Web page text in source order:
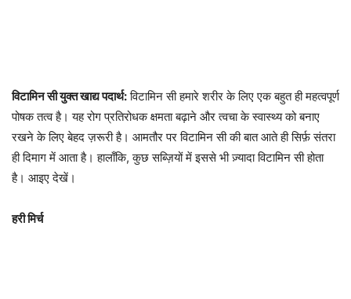
विटामिन सी युक्त खाद्य पदार्थ:विटामिन सी हमारे शरीर के लिए एक बहुत ही महत्वपूर्ण
पोषक तत्व है। यह रोग प्रतिरोधक क्षमता बढ़ाने और त्वचा के स्वास्थ्य को बनाए
रखने के लिए बेहद ज़रूरी है। आमतौर पर विटामिन सी की बात आते ही सिर्फ़ संतरा
ही दिमाग में आता है। हालाँकि, कुछ सब्ज़ियों में इससे भी ज़्यादा विटामिन सी होता
है। आइए देखें।
हरी मिर्च